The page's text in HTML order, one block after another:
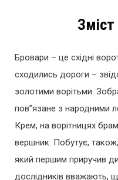
Бровари – це східні
сходились дороги –
золотими ворітьми.
пов”язане з народними
Крем, на ворітницях
вершник. Побутує,
який першим приручив
дослідників вважають,